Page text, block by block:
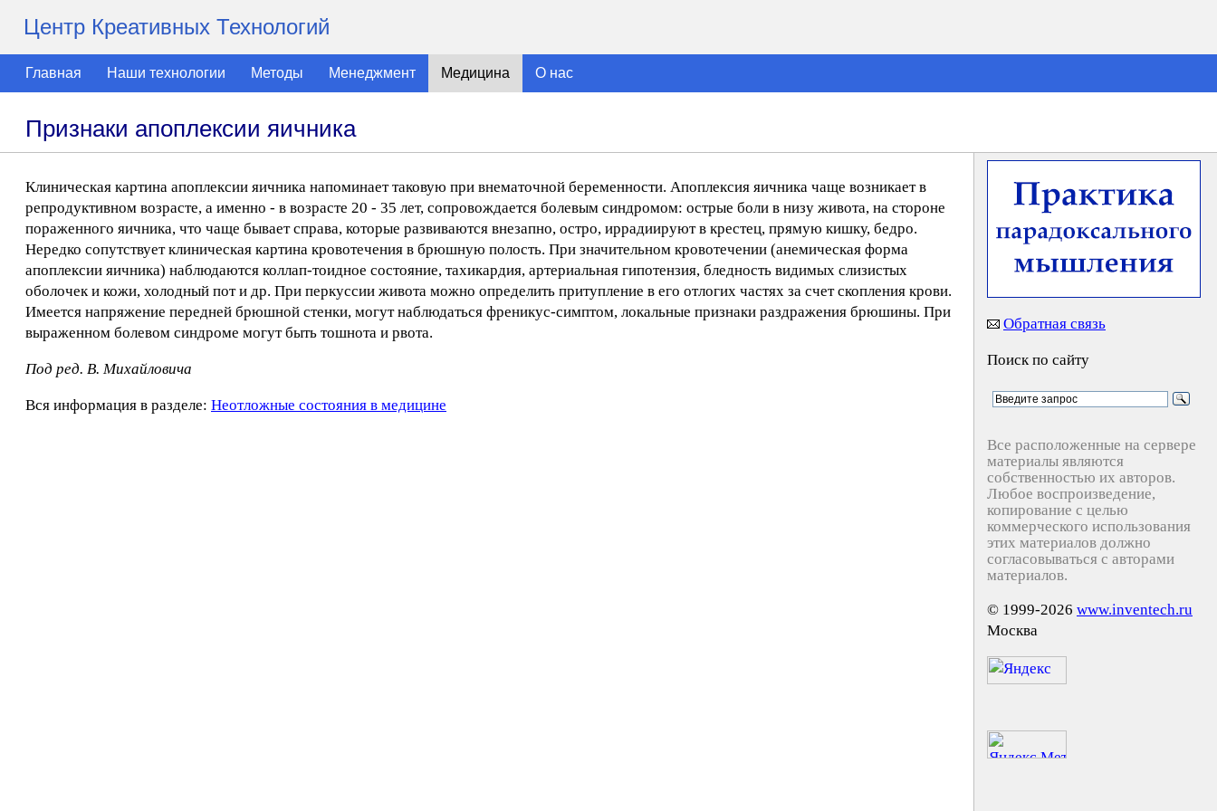
Центр Креативных Технологий
Главная Наши технологии Методы Менеджмент Медицина О нас
Признаки апоплексии яичника
Клиническая картина апоплексии яичника напоминает таковую при внематочной беременности. Апоплексия яичника чаще возникает в
репродуктивном возрасте, а именно - в возрасте 20 - 35 лет, сопровождается болевым синдромом: острые боли в низу живота, на стороне
пораженного яичника, что чаще бывает справа, которые развиваются внезапно, остро, иррадиируют в крестец, прямую кишку, бедро.
Нередко сопутствует клиническая картина кровотечения в брюшную полость. При значительном кровотечении (анемическая форма
апоплексии яичника) наблюдаются коллап-тоидное состояние, тахикардия, артериальная гипотензия, бледность видимых слизистых
оболочек и кожи, холодный пот и др. При перкуссии живота можно определить притупление в его отлогих частях за счет скопления крови.
Имеется напряжение передней брюшной стенки, могут наблюдаться френикус-симптом, локальные признаки раздражения брюшины. При
выраженном болевом синдроме могут быть тошнота и рвота.
Под ред. В. Михайловича
Вся информация в разделе: Неотложные состояния в медицине
Обратная связь
Поиск по сайту
Все расположенные на сервере
материалы являются
собственностью их авторов.
Любое воспроизведение,
копирование с целью
коммерческого использования
этих материалов должно
согласовываться с авторами
материалов.
© 1999-2026 www.inventech.ru
Москва